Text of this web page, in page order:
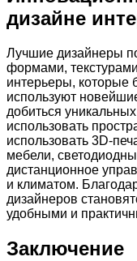
дизайне
Лучшие дизайнеры
формами,
интерьеры, которые
используют
добиться
использовать
использовать 3D-
мебели,
дистанционное
и климатом.
дизайнеров
удобными и
Заключение